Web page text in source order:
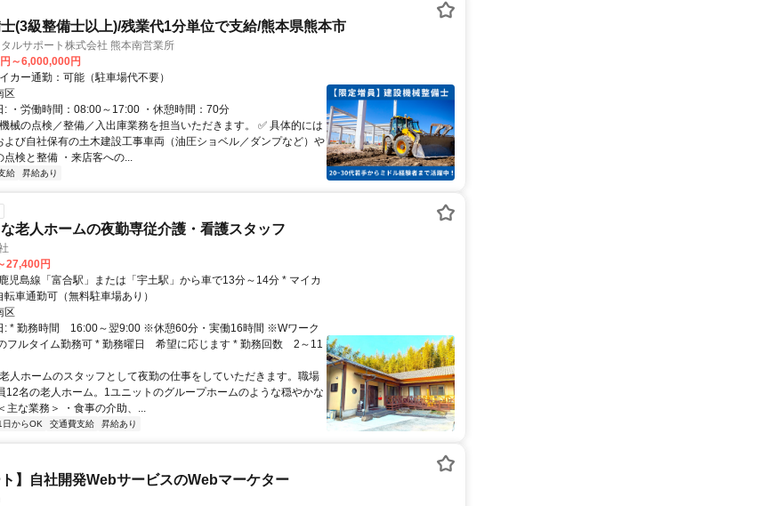
(3級整備士以上)/残業代1分単位で支給/熊本県熊本市
ルサポート株式会社 熊本南営業所
～6,000,000円
ス: ・マイカー通勤：可能（駐車場代不要）
区
: ・労働時間：08:00～17:00 ・休憩時間：70分
械の点検／整備／入出庫業務を担当いただきます。 ✅ 具体的には
よび自社保有の土木建設工事車両（油圧ショベル／ダンプなど）や
点検と整備 ・来店客への...
給 昇給あり
老人ホームの夜勤専従介護・看護スタッフ
27,400円
車通勤可（無料駐車場あり）
区
: * 勤務時間 16:00～翌9:00 ※休憩60分・実働16時間 ※Wワーク
フルタイム勤務可 * 勤務曜日 希望に応じます * 勤務回数 2～11
人ホームのスタッフとして夜勤の仕事をしていただきます。職場
12名の老人ホーム。1ユニットのグループホームのような穏やかな
主な業務＞ ・食事の介助、...
日からOK 交通費支給 昇給あり
ト】自社開発WebサービスのWebマーケター